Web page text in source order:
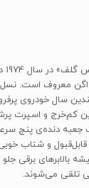
بالابرهای برقی
تلقی می‌شوند.